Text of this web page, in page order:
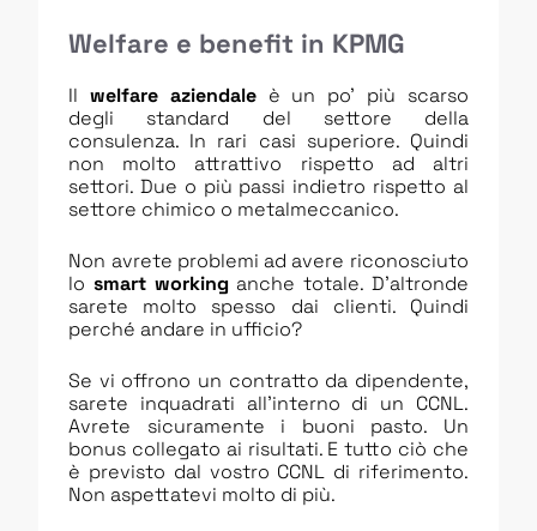
Welfare e benefit in KPMG
Ilwelfare aziendaleè un po’ più scarso
degli standard del settore della
consulenza. In rari casi superiore. Quindi
non molto attrattivo rispetto ad altri
settori. Due o più passi indietro rispetto al
settore chimico o metalmeccanico.
Non avrete problemi ad avere riconosciuto
losmart workinganche totale. D’altronde
sarete molto spesso dai clienti. Quindi
perché andare in ufficio?
Se vi offrono un contratto da dipendente,
sarete inquadrati all’interno di un CCNL.
Avrete sicuramente i buoni pasto. Un
bonus collegato ai risultati. E tutto ciò che
è previsto dal vostro CCNL di riferimento.
Non aspettatevi molto di più.